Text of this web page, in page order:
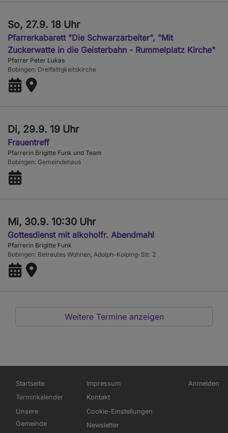
So, 27.9. 18 Uhr
Pfarrerkabarett "Die Schwarzarbeiter", "Mit
Zuckerwatte in die Geisterbahn - Rummelplatz Kirche"
Pfarrer Peter Lukas
Bobingen Dreifaltigkeitskirche
Di, 29.9. 19 Uhr
Frauentreff
Pfarrerin Brigitte Funk und Team
Bobingen Gemeindehaus
Mi, 30.9. 10:30 Uhr
Gottesdienst mit alkoholfr. Abendmahl
Pfarrerin Brigitte Funk
Bobingen Betreutes Wohnen, Adolph-Kolping-Str. 2
Weitere Termine anzeigen
Hauptnavigation
Startseite
Terminkalender
Unsere
Gemeinde
Fußbereichsmenü
Impressum
Kontakt
Cookie-Einstellungen
Newsletter
Anmelden